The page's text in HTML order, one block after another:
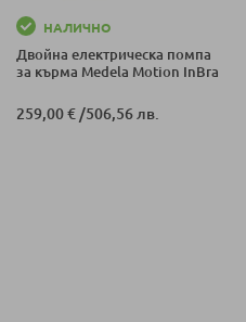
НАЛИЧНО
Двойна електрическа помпа
за кърма Medela Motion InBra
259,00 € /506,56 лв.